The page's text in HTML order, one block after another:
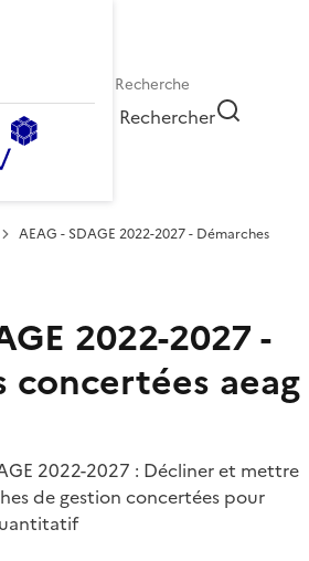
Rechercher
AEAG - SDAGE 2022-2027 - Démarches
2022-2027 -
concertées aeag
2022-2027 : Décliner et mettre
de gestion concertées pour